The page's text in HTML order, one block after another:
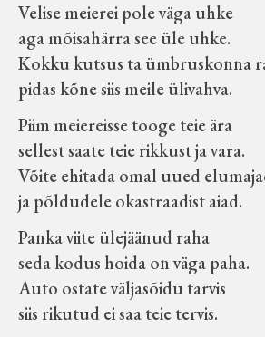
Tuletõrje
Õpperada
Muud koduloolist Velise
Märjamaa ümbruse
elanike nimekirjad
15.12.1938
Velise kultuuri ja
Velise meierei pole väga uhke
aga mõisahärra see üle uhke.
Kokku kutsus ta ümbruskonna
pidas kõne siis meile ülivahva.
Piim meiereisse tooge teie ära
sellest saate teie rikkust ja vara.
Võite ehitada omal uued
ja põldudele okastraadist aiad.
Panka viite ülejäänud raha
seda kodus hoida on väga paha.
Auto ostate väljasõidu tarvis
siis rikutud ei saa teie tervis.